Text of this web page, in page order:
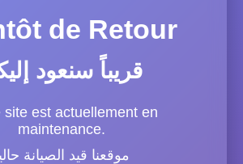
de Retour
قريباً سنعود
site est actuellement en
maintenance.
موقعنا قيد الصيانة